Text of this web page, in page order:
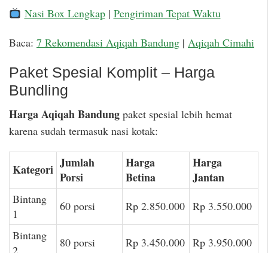
Nasi Box Lengkap| Pengiriman Tepat Waktu
Baca: 7 Rekomendasi Aqiqah Bandung | Aqiqah Cimahi
Paket Spesial Komplit – Harga
Bundling
Harga Aqiqah Bandung paket spesial lebih hemat
karena sudah termasuk nasi kotak:
Kategori Jumlah
Porsi
Harga
Betina
Harga
Jantan
Bintang
1
60 porsi Rp 2.850.000 Rp 3.550.000
Bintang
2
80 porsi Rp 3.450.000 Rp 3.950.000